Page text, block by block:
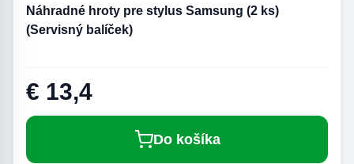
Náhradné hroty pre stylus Samsung (2 ks)
(Servisný balíček)
€ 13,4
Do košíka